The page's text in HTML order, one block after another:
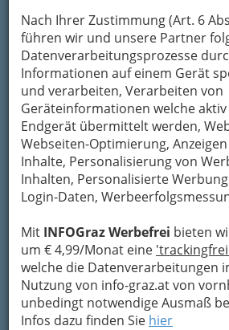
Nach Ihrer Zustimmung (Art. 6
führen wir und unsere Partner
Datenverarbeitungsprozesse
Informationen auf einem Gerät
und verarbeiten, Verarbeiten von
Geräteinformationen welche
Endgerät übermittelt werden,
Webseiten-Optimierung,
Inhalte, Personalisierung von
Inhalten, Personalisierte
Login-Daten,
Mit INFOGraz Werbefrei bieten
um € 4,99/Monat eine
welche die Datenverarbeitungen
Nutzung von info-graz.at von
unbedingt notwendige Ausmaß
Infos dazu finden Sie hier
„Musik des Königs“.
Andere erklären es
wesentlich weniger
majestätisch als
Ableitung von streggae,
einem jamaikanischen
Slang-Wort für ein
leichtes Mädchen.
Wie auch immer – der erste
welchem dieses Wort
Reggay (1968) von Toots and
erste als eigentlicher Reggae-
People funny boy (1968) von
Perry. ©WikipediA
Bezirksauswahl